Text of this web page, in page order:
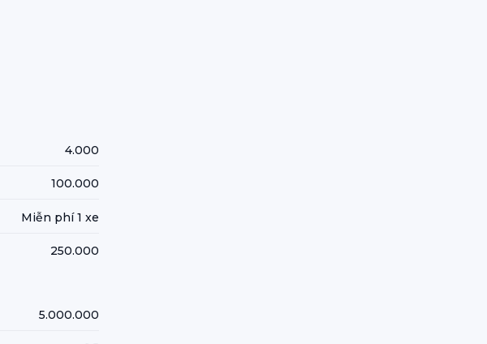
4.000
100.000
Miễn phí 1 xe
250.000
5.000.000